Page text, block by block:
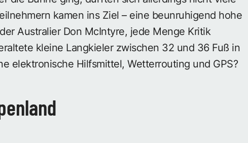
kamen ins Ziel – eine beunruhigend hohe
Australier Don McIntyre, jede Menge Kritik
kleine Langkieler zwischen 32 und 36 Fuß in
elektronische Hilfsmittel, Wetterrouting und GPS?